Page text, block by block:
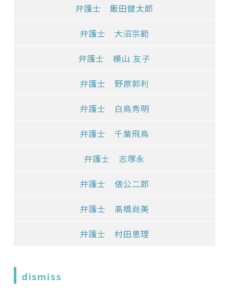
弁護士 飯田健太郎
弁護士 大沼宗範
弁護士 横山 友子
弁護士 野原郭利
弁護士 白鳥秀明
弁護士 千葉飛鳥
弁護士 志塚永
弁護士 俵公二郎
弁護士 髙橋尚美
弁護士 村田恵理
dismiss